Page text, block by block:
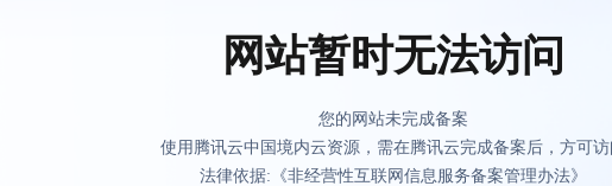
网站暂时无法访问
您的网站未完成备案
使用腾讯云中国境内云资源，需在腾讯云完成备案后，方可
法律依据:《非经营性互联网信息服务备案管理办法》